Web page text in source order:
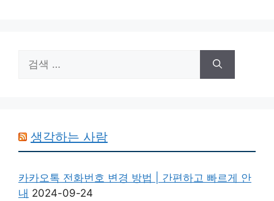
색:
생각하는 사람
카카오톡 전화번호 변경 방법 | 간편하고 빠르게 안
내 2024-09-24